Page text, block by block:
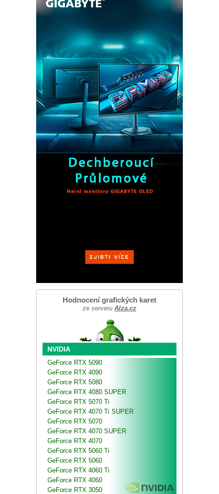
Hodnocení grafických karet
ze serveru Alza.cz
NVIDIA
GeForce RTX 5090
GeForce RTX 4090
GeForce RTX 5080
GeForce RTX 4080 SUPER
GeForce RTX 5070 Ti
GeForce RTX 4070 Ti SUPER
GeForce RTX 5070
GeForce RTX 4070 SUPER
GeForce RTX 4070
GeForce RTX 5060 Ti
GeForce RTX 5060
GeForce RTX 4060 Ti
GeForce RTX 4060
GeForce RTX 3050